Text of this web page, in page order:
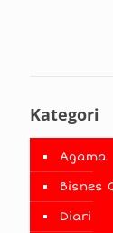
Kategori
Agama
Bisnes
Diari